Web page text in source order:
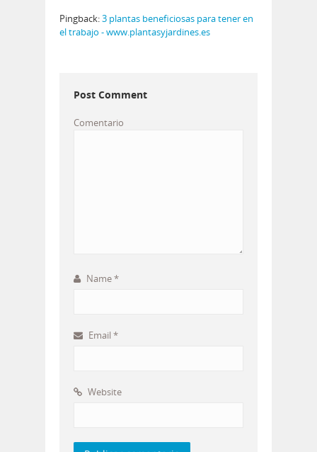
Pingback:3 plantas beneficiosas para tener en
el trabajo - www.plantasyjardines.es
Post Comment
Comentario
Name*
Email *
Website